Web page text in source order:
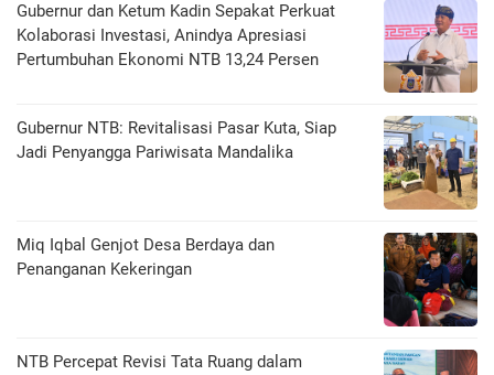
Gubernur dan Ketum Kadin Sepakat Perkuat
Kolaborasi Investasi, Anindya Apresiasi
Pertumbuhan Ekonomi NTB 13,24 Persen
Gubernur NTB: Revitalisasi Pasar Kuta, Siap
Jadi Penyangga Pariwisata Mandalika
Miq Iqbal Genjot Desa Berdaya dan
Penanganan Kekeringan
NTB Percepat Revisi Tata Ruang dalam